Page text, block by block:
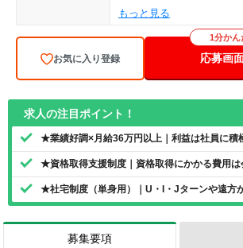
・1級電気工事施工管理技士
・普通自動車運転免許（AT
もっと見る
お気に入り登録 応募画
1分かん
求人の注目ポイント！
★業績好調×月給36万円以上｜利益は社員に積
★資格取得支援制度｜資格取得にかかる費用は
★社宅制度（単身用）｜U・I・Jターンや遠方
募集要項